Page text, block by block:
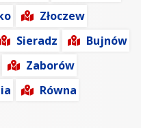
Złoczew
Sieradz
Bujnów
Zaborów
Równa